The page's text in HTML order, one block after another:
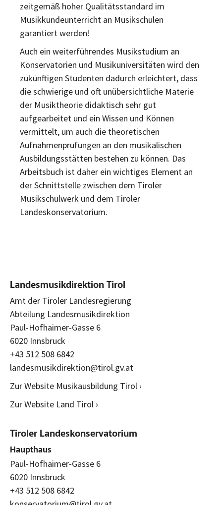
zeitgemäß hoher Qualitätsstandard im
Musikkundeunterricht an Musikschulen
garantiert werden!
Auch ein weiterführendes Musikstudium an
Konservatorien und Musikuniversitäten wird den
zukünftigen Studenten dadurch erleichtert, dass
die schwierige und oft unübersichtliche Materie
der Musiktheorie didaktisch sehr gut
aufgearbeitet und ein Wissen und Können
vermittelt, um auch die theoretischen
Aufnahmenprüfungen an den musikalischen
Ausbildungsstätten bestehen zu können. Das
Arbeitsbuch ist daher ein wichtiges Element an
der Schnittstelle zwischen dem Tiroler
Musikschulwerk und dem Tiroler
Landeskonservatorium.
Landesmusikdirektion Tirol
Amt der Tiroler Landesregierung
Abteilung Landesmusikdirektion
Paul-Hofhaimer-Gasse 6
6020 Innsbruck
+43 512 508 6842
landesmusikdirektion@tirol.gv.at
Zur Website Musikausbildung Tirol ›
Zur Website Land Tirol ›
Tiroler Landeskonservatorium
Haupthaus
Paul-Hofhaimer-Gasse 6
6020 Innsbruck
+43 512 508 6842